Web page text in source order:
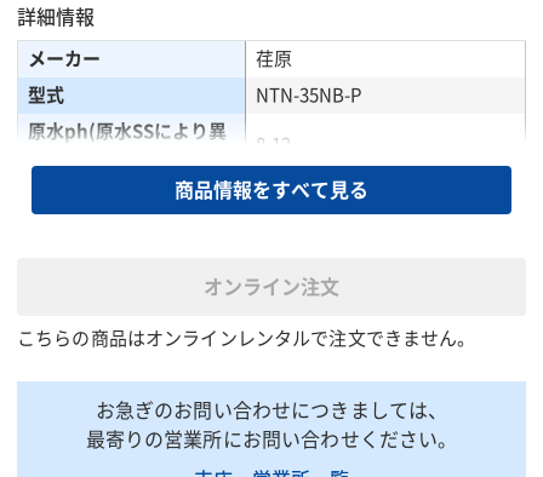
詳細情報
メーカー
荏原
型式
NTN-35NB-P
原水ph(原水SSにより異
8-12
炭酸ガス+ON-OFF制御
炭酸ガス気化器出力(W)
1200
総電源容量(V/kW)
200/4.9kw(排水ポンプ別)
pH電極
ガラス電極1本
商品情報をすべて見る
オンライン注文
こちらの商品はオンラインレンタルで注文できません。
お急ぎのお問い合わせにつきましては、
最寄りの営業所にお問い合わせください。